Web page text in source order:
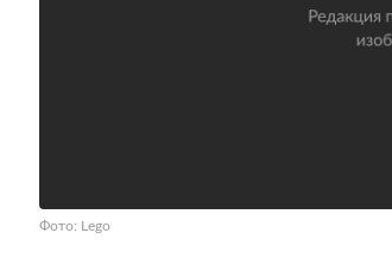
Фото: Lego